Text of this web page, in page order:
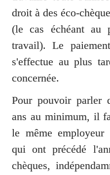
droit à des éco-
(le cas échéant au
travail). Le
s'effectue au plus
concernée.
Pour pouvoir parler
ans au minimum, il
le même employeur
qui ont précédé
chèques,